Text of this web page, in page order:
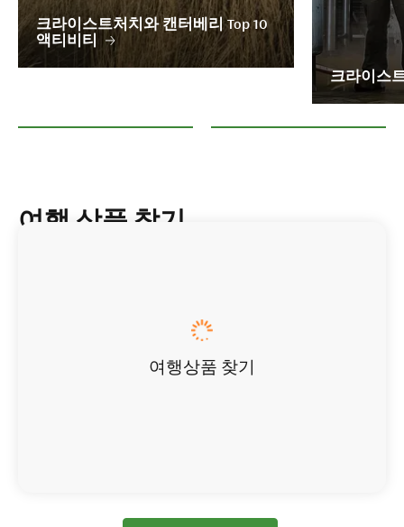
크라이스트처치와 캔터베리 Top 10
액티비티
크라이스
여행 상품 찾기
여행상품 찾기